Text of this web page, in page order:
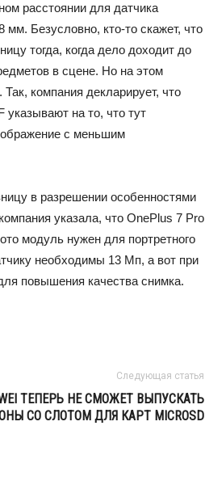
расстоянии для датчика
мм. Безусловно, кто-то скажет, что
тогда, когда дело доходит до
в сцене. Но на этом
компания декларирует, что
на то, что тут
с меньшим
в разрешении особенностями
указала, что OnePlus 7 Pro
модуль нужен для портретного
необходимы 13 Мп, а вот при
повышения качества снимка.
Следующая статья
ТЕПЕРЬ НЕ СМОЖЕТ ВЫПУСКАТЬ
СО СЛОТОМ ДЛЯ КАРТ MICROSD